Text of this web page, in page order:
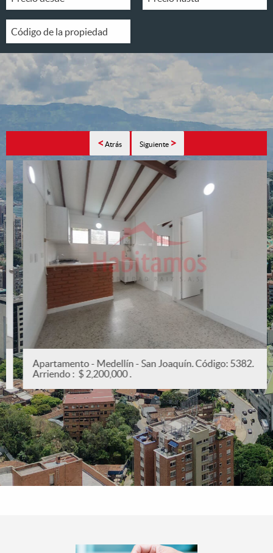
< Atrás Siguiente >
Apartamento - Medellín - San Joaquín. Código: 5382.
Arriendo : $ 2,200,000 .